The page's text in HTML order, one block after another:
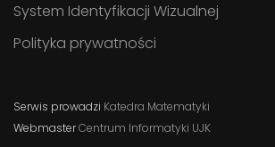
System Identyfikacji Wizualnej
Polityka prywatności
Serwis prowadzi Katedra Matematyki
WebmasterCentrum Informatyki UJK